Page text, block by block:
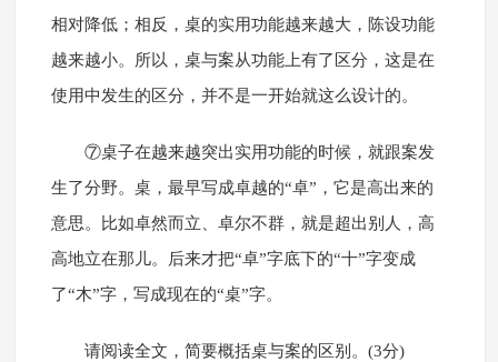
相对降低；相反，桌的实用功能越来越大，陈设功能
越来越小。所以，桌与案从功能上有了区分，这是在
使用中发生的区分，并不是一开始就这么设计的。
⑦桌子在越来越突出实用功能的时候，就跟案发
生了分野。桌，最早写成卓越的“卓”，它是高出来的
意思。比如卓然而立、卓尔不群，就是超出别人，高
高地立在那儿。后来才把“卓”字底下的“十”字变成
了“木”字，写成现在的“桌”字。
请阅读全文，简要概括桌与案的区别。(3分)